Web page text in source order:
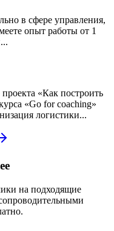
в сфере управления,
опыт работы от 1
«Как построить
«Go for coaching»
логистики...
на подходящие